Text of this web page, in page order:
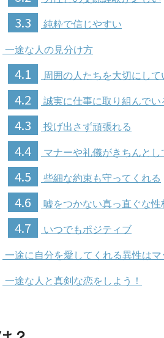
3.3 純粋で信じやすい
一途な人の見分け方
4.1 周囲の人たちを大切にして
4.2 誠実に仕事に取り組んでい
4.3 投げ出さず頑張れる
4.4 マナーや礼儀がきちんとし
4.5 些細な約束も守ってくれる
4.6 嘘をつかない真っ直ぐな性
4.7 いつでもポジティブ
一途に自分を愛してくれる異性はマ
一途な人と真剣な恋をしよう！